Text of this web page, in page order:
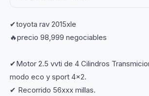
✔toyota rav 2015xle
🔥precio 98,999 negociables
✔Motor 2.5 vvti de 4 Cilindros
modo eco y sport 4x2.
✔ Recorrido 56xxx millas.